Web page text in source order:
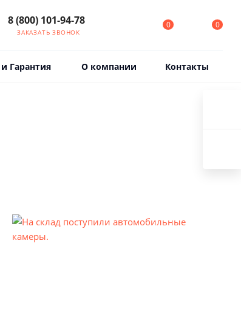
8 (800) 101-94-78
ЗАКАЗАТЬ ЗВОНОК
0 0
Гарантия О компании Контакты